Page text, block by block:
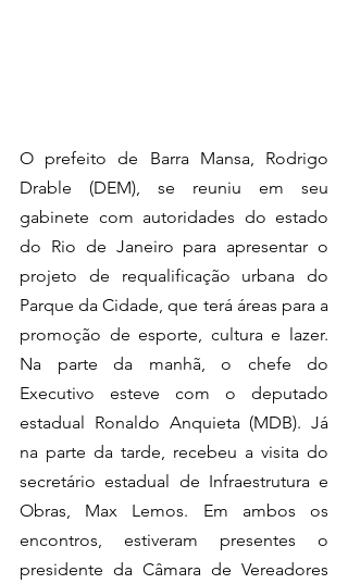
O prefeito de Barra Mansa, Rodrigo
Drable (DEM), se reuniu em seu
gabinete com autoridades do estado
do Rio de Janeiro para apresentar o
projeto de requalificação urbana do
Parque da Cidade, que terá áreas para a
promoção de esporte, cultura e lazer.
Na parte da manhã, o chefe do
Executivo esteve com o deputado
estadual Ronaldo Anquieta (MDB). Já
na parte da tarde, recebeu a visita do
secretário estadual de Infraestrutura e
Obras, Max Lemos. Em ambos os
encontros, estiveram presentes o
presidente da Câmara de Vereadores